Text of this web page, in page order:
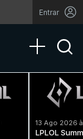
Entrar
Toggle
13 Ago 2026
LPLOL